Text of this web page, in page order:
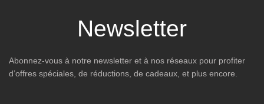
Newsletter
Abonnez-vous à notre newsletter et à nos réseaux pour profiter
d’offres spéciales, de réductions, de cadeaux, et plus encore.